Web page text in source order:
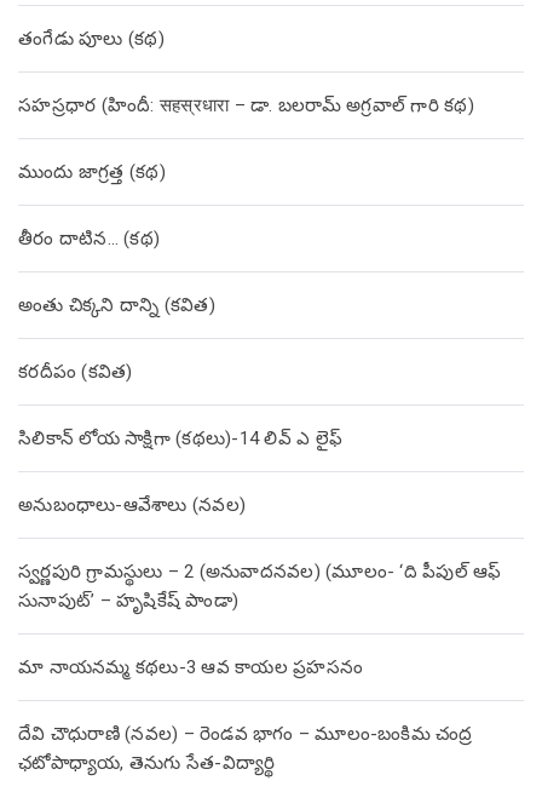
తంగేడు పూలు (క‌థ‌)
సహస్రధార (హిందీ: सहस्रधारा – డా. బలరామ్ అగ్రవాల్ గారి కథ)
ముందు జాగ్రత్త (క‌థ‌)
తీరం దాటిన… (క‌థ‌)
అంతు చిక్కని దాన్ని (కవిత)
కరదీపం (కవిత)
సిలికాన్ లోయ సాక్షిగా (కథలు)-14 లివ్ ఎ లైఫ్
అనుబంధాలు-ఆవేశాలు (నవల)
స్వర్ణపురి గ్రామస్థులు – 2 (అనువాదనవల) (మూలం- ‘ది పీపుల్ ఆఫ్
సునాపుట్’ – హృషికేష్ పాండా)
మా నాయనమ్మ కథలు-3 ఆవ కాయల ప్రహసనం
దేవి చౌధురాణి (నవల) – రెండవ భాగం – మూలం-బంకిమ చంద్ర
ఛటోపాధ్యాయ, తెనుగు సేత-విద్యార్థి